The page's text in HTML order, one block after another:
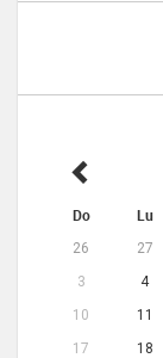
Do Lu
26 27
3
4
10
11
17
18